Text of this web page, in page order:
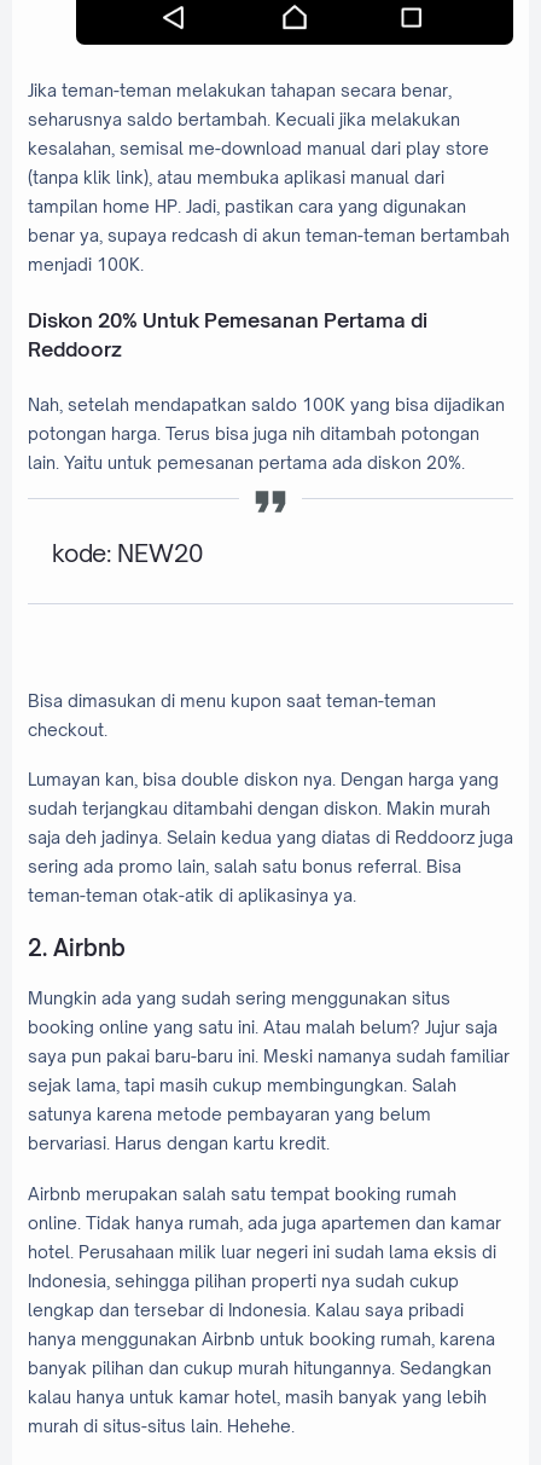
Jika teman-teman melakukan tahapan secara benar,
seharusnya saldo bertambah. Kecuali jika melakukan
kesalahan, semisal me-download manual dari play store
(tanpa klik link), atau membuka aplikasi manual dari
tampilan home HP. Jadi, pastikan cara yang digunakan
benar ya, supaya redcash di akun teman-teman bertambah
menjadi 100K.
Diskon 20% Untuk Pemesanan Pertama di
Reddoorz
Nah, setelah mendapatkan saldo 100K yang bisa dijadikan
potongan harga. Terus bisa juga nih ditambah potongan
lain. Yaitu untuk pemesanan pertama ada diskon 20%.
kode: NEW20
Bisa dimasukan di menu kupon saat teman-teman
checkout.
Lumayan kan, bisa double diskon nya. Dengan harga yang
sudah terjangkau ditambahi dengan diskon. Makin murah
saja deh jadinya. Selain kedua yang diatas di Reddoorz juga
sering ada promo lain, salah satu bonus referral. Bisa
teman-teman otak-atik di aplikasinya ya.
2. Airbnb
Mungkin ada yang sudah sering menggunakan situs
booking online yang satu ini. Atau malah belum? Jujur saja
saya pun pakai baru-baru ini. Meski namanya sudah familiar
sejak lama, tapi masih cukup membingungkan. Salah
satunya karena metode pembayaran yang belum
bervariasi. Harus dengan kartu kredit.
Airbnb merupakan salah satu tempat booking rumah
online. Tidak hanya rumah, ada juga apartemen dan kamar
hotel. Perusahaan milik luar negeri ini sudah lama eksis di
Indonesia, sehingga pilihan properti nya sudah cukup
lengkap dan tersebar di Indonesia. Kalau saya pribadi
hanya menggunakan Airbnb untuk booking rumah, karena
banyak pilihan dan cukup murah hitungannya. Sedangkan
kalau hanya untuk kamar hotel, masih banyak yang lebih
murah di situs-situs lain. Hehehe.